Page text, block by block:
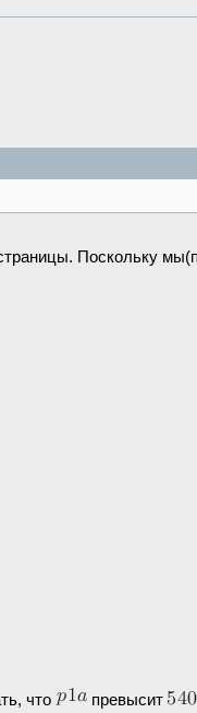
Поскольку
что превысит